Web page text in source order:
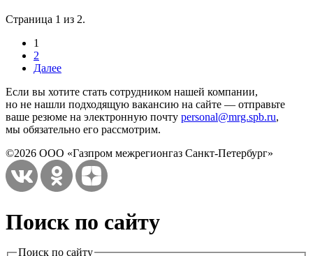
Страница 1 из 2.
1
2
Далее
Если вы хотите стать сотрудником нашей компании,
но не нашли подходящую вакансию на сайте — отправьте
ваше резюме на электронную почту personal@mrg.spb.ru,
мы обязательно его рассмотрим.
©2026 ООО «Газпром межрегионгаз Санкт-Петербург»
Поиск по сайту
Поиск по сайту